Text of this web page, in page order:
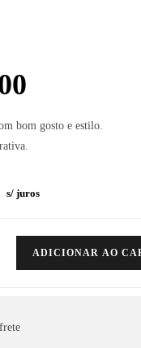
bom gosto e estilo.
s/ juros
ADICIONAR AO